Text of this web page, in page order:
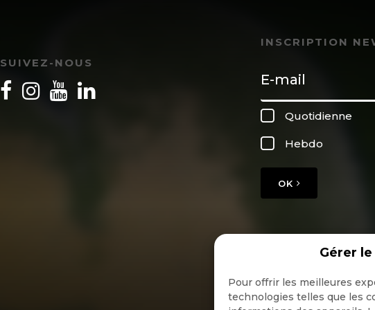
Gérer
Pour offrir les meilleures
technologies telles que les
SUIVEZ-NOUS
INSCRIPTION
Quotidienne
Hebdo
OK